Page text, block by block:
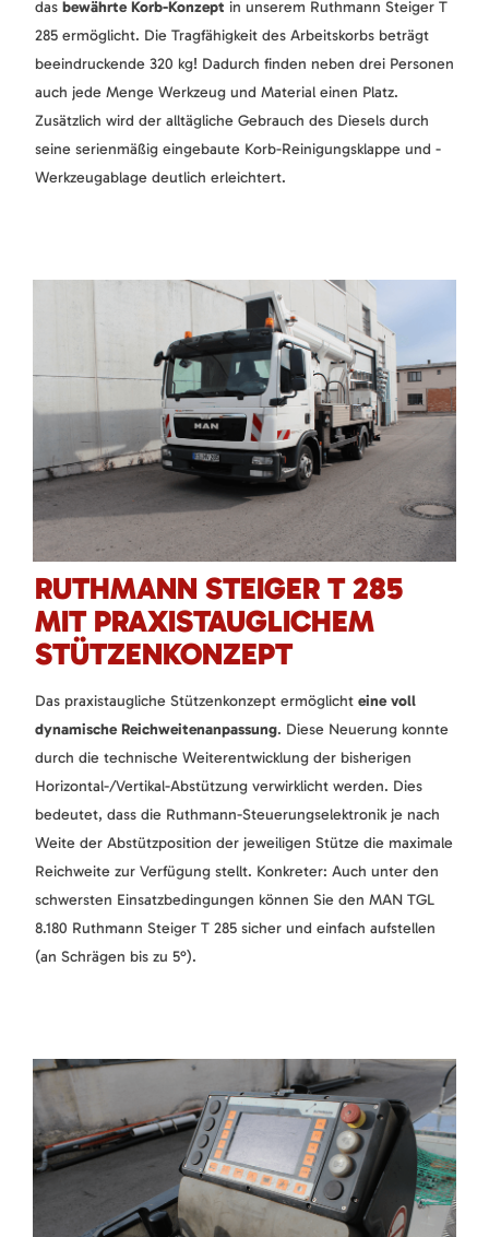
das bewährte Korb-Konzept in unserem Ruthmann Steiger T
285 ermöglicht. Die Tragfähigkeit des Arbeitskorbs beträgt
beeindruckende 320 kg! Dadurch finden neben drei Personen
auch jede Menge Werkzeug und Material einen Platz.
Zusätzlich wird der alltägliche Gebrauch des Diesels durch
seine serienmäßig eingebaute Korb-Reinigungsklappe und -
Werkzeugablage deutlich erleichtert.
RUTHMANN STEIGER T 285
MIT PRAXISTAUGLICHEM
STÜTZENKONZEPT
Das praxistaugliche Stützenkonzept ermöglicht eine voll
dynamische Reichweitenanpassung. Diese Neuerung konnte
durch die technische Weiterentwicklung der bisherigen
Horizontal-/Vertikal-Abstützung verwirklicht werden. Dies
bedeutet, dass die Ruthmann-Steuerungselektronik je nach
Weite der Abstützposition der jeweiligen Stütze die maximale
Reichweite zur Verfügung stellt. Konkreter: Auch unter den
schwersten Einsatzbedingungen können Sie den MAN TGL
8.180 Ruthmann Steiger T 285 sicher und einfach aufstellen
(an Schrägen bis zu 5°).